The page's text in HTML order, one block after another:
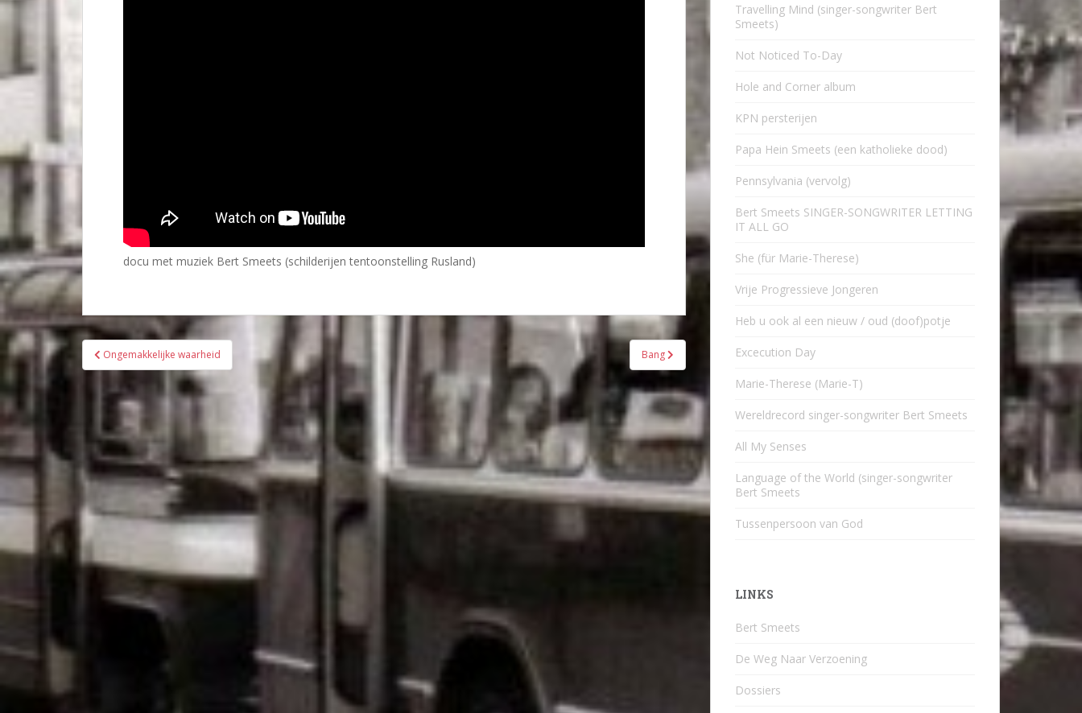
docu met muziek Bert Smeets (schilderijen tentoonstelling Rusland)
Bericht
navigatie
Ongemakkelijke waarheid Bang
Travelling Mind (singer-songwriter Bert
Smeets)
Not Noticed To-Day
Hole and Corner album
KPN persterijen
Papa Hein Smeets (een katholieke dood)
Pennsylvania (vervolg)
Bert Smeets SINGER-SONGWRITER LETTING
IT ALL GO
She (für Marie-Therese)
Vrije Progressieve Jongeren
Heb u ook al een nieuw / oud (doof)potje
Excecution Day
Marie-Therese (Marie-T)
Wereldrecord singer-songwriter Bert Smeets
All My Senses
Language of the World (singer-songwriter
Bert Smeets
Tussenpersoon van God
LINKS
Bert Smeets
De Weg Naar Verzoening
Dossiers